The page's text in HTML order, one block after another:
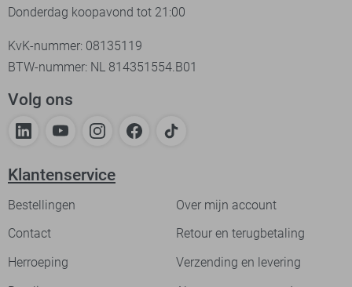
Donderdag koopavond tot 21:00
KvK-nummer: 08135119
BTW-nummer: NL 814351554.B01
Volg ons
Klantenservice
Bestellingen
Over mijn account
Contact
Retour en terugbetaling
Herroeping
Verzending en levering